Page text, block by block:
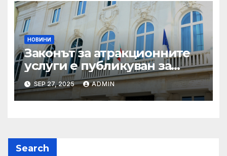
НОВИНИ
Законът за атракционните
услуги е публикуван за
обществено обсъждане
SEP 27, 2025 ADMIN
Search